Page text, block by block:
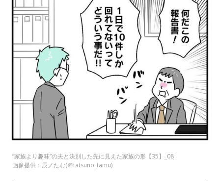
”家族より趣味”の夫と決別した先に見えた家族の形【35】_08
画像提供：辰ノたむ(＠tatsuno_tamu)